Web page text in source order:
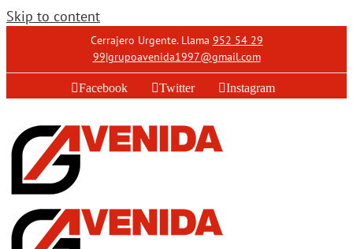
Skip to content
Cerrajero Urgente. Llama 952 54 29
99|grupoavenida1997@gmail.com
Facebook Twitter Instagram